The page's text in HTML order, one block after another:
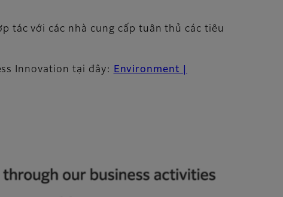
tác với các nhà cung cấp tuân thủ các tiêu
Innovation tại đây: Environment |